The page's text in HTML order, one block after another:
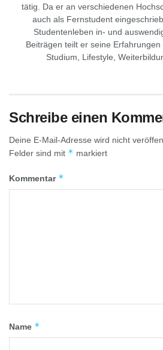
tätig. Da er an verschiedenen
auch als Fernstudent
Studentenleben in- und
Beiträgen teilt er seine
Studium, Lifestyle,
Schreibe einen
Deine E-Mail-Adresse wird nicht
Felder sind mit * markiert
Kommentar *
Name *